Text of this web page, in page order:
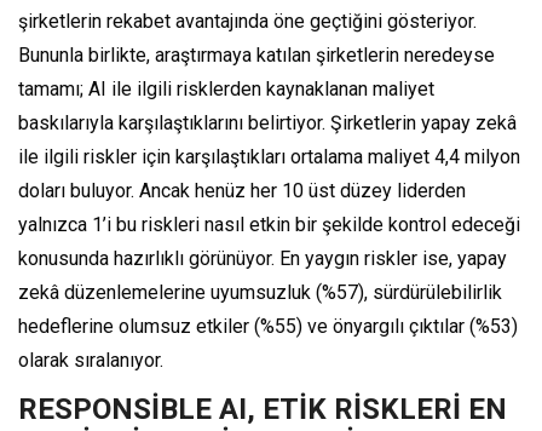
şirketlerin rekabet avantajında öne geçtiğini gösteriyor.
Bununla birlikte, araştırmaya katılan şirketlerin neredeyse
tamamı; AI ile ilgili risklerden kaynaklanan maliyet
baskılarıyla karşılaştıklarını belirtiyor. Şirketlerin yapay zekâ
ile ilgili riskler için karşılaştıkları ortalama maliyet 4,4 milyon
doları buluyor. Ancak henüz her 10 üst düzey liderden
yalnızca 1’i bu riskleri nasıl etkin bir şekilde kontrol edeceği
konusunda hazırlıklı görünüyor. En yaygın riskler ise, yapay
zekâ düzenlemelerine uyumsuzluk (%57), sürdürülebilirlik
hedeflerine olumsuz etkiler (%55) ve önyargılı çıktılar (%53)
olarak sıralanıyor.
RESPONSİBLE AI, ETİK RİSKLERİ EN